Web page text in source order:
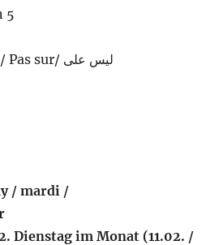
5
Nicht am/ Not on/ Pas sur/ ليس على
/ mardi /
Dienstag im Monat (11.02. /